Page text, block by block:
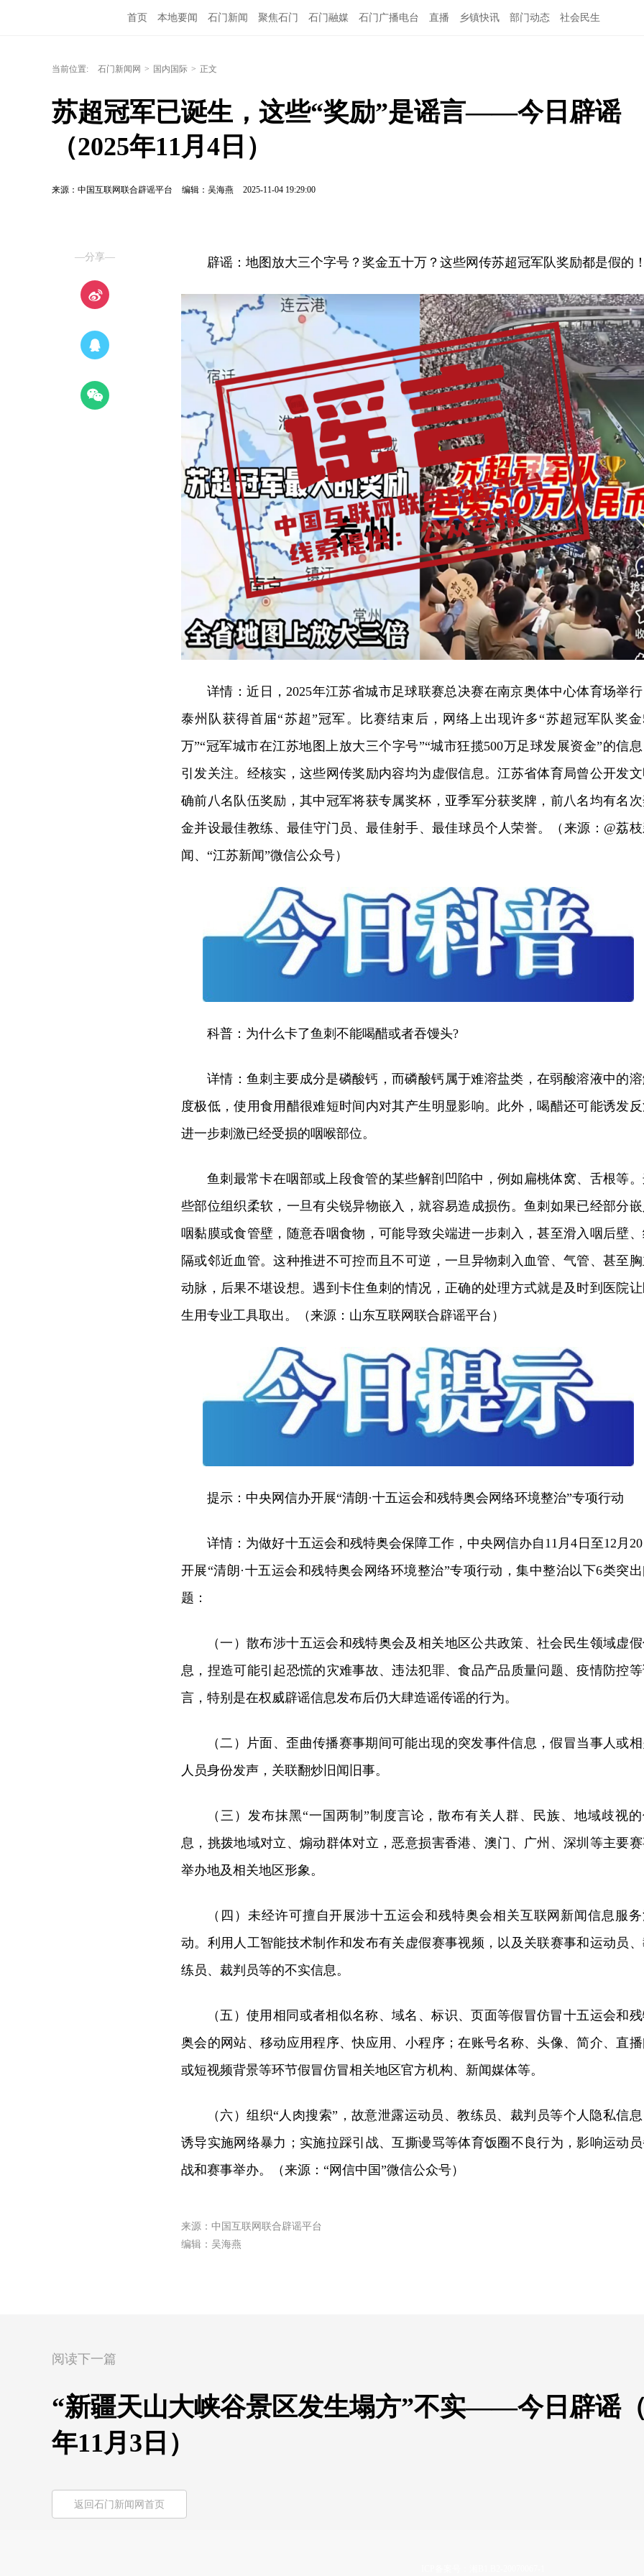
首页 本地要闻 石门新闻 聚焦石门 石门融媒 石门广播电台 直播 乡镇快讯 部门动态 社会民生
当前位置: 石门新闻网 > 国内国际 > 正文
苏超冠军已诞生，这些“奖励”是谣言——今日辟谣
（2025年11月4日）
来源：中国互联网联合辟谣平台 编辑：吴海燕 2025-11-04 19:29:00
—分享— 辟谣：地图放大三个字号？奖金五十万？这些网传苏超冠军队奖励都是假的
详情：近日，2025年江苏省城市足球联赛总决赛在南京奥体中心体育场举
泰州队获得首届“苏超”冠军。比赛结束后，网络上出现许多“苏超冠军队奖金
万”“冠军城市在江苏地图上放大三个字号”“城市狂揽500万足球发展资金”的信
引发关注。经核实，这些网传奖励内容均为虚假信息。江苏省体育局曾公开发
确前八名队伍奖励，其中冠军将获专属奖杯，亚季军分获奖牌，前八名均有名
金并设最佳教练、最佳守门员、最佳射手、最佳球员个人荣誉。（来源：@荔
闻、“江苏新闻”微信公众号）
科普：为什么卡了鱼刺不能喝醋或者吞馒头?
详情：鱼刺主要成分是磷酸钙，而磷酸钙属于难溶盐类，在弱酸溶液中的
度极低，使用食用醋很难短时间内对其产生明显影响。此外，喝醋还可能诱发
进一步刺激已经受损的咽喉部位。
鱼刺最常卡在咽部或上段食管的某些解剖凹陷中，例如扁桃体窝、舌根等
些部位组织柔软，一旦有尖锐异物嵌入，就容易造成损伤。鱼刺如果已经部分
咽黏膜或食管壁，随意吞咽食物，可能导致尖端进一步刺入，甚至滑入咽后壁
隔或邻近血管。这种推进不可控而且不可逆，一旦异物刺入血管、气管、甚至
动脉，后果不堪设想。遇到卡住鱼刺的情况，正确的处理方式就是及时到医院
生用专业工具取出。（来源：山东互联网联合辟谣平台）
提示：中央网信办开展“清朗·十五运会和残特奥会网络环境整治”专项行动
详情：为做好十五运会和残特奥会保障工作，中央网信办自11月4日至12月
开展“清朗·十五运会和残特奥会网络环境整治”专项行动，集中整治以下6类突
题：
（一）散布涉十五运会和残特奥会及相关地区公共政策、社会民生领域虚
息，捏造可能引起恐慌的灾难事故、违法犯罪、食品产品质量问题、疫情防控
言，特别是在权威辟谣信息发布后仍大肆造谣传谣的行为。
（二）片面、歪曲传播赛事期间可能出现的突发事件信息，假冒当事人或
人员身份发声，关联翻炒旧闻旧事。
（三）发布抹黑“一国两制”制度言论，散布有关人群、民族、地域歧视
息，挑拨地域对立、煽动群体对立，恶意损害香港、澳门、广州、深圳等主要
举办地及相关地区形象。
（四）未经许可擅自开展涉十五运会和残特奥会相关互联网新闻信息服
动。利用人工智能技术制作和发布有关虚假赛事视频，以及关联赛事和运动员
练员、裁判员等的不实信息。
（五）使用相同或者相似名称、域名、标识、页面等假冒仿冒十五运会和
奥会的网站、移动应用程序、快应用、小程序；在账号名称、头像、简介、直
或短视频背景等环节假冒仿冒相关地区官方机构、新闻媒体等。
（六）组织“人肉搜索”，故意泄露运动员、教练员、裁判员等个人隐私信
诱导实施网络暴力；实施拉踩引战、互撕谩骂等体育饭圈不良行为，影响运动
战和赛事举办。（来源：“网信中国”微信公众号）
来源：中国互联网联合辟谣平台
编辑：吴海燕
阅读下一篇
“新疆天山大峡谷景区发生塌方”不实——今日辟谣
年11月3日）
返回石门新闻网首页